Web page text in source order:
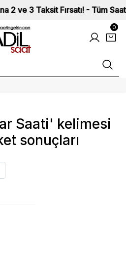
ve 3 Taksit Fırsatı! - Tüm
0
Saati' kelimesi
sonuçları